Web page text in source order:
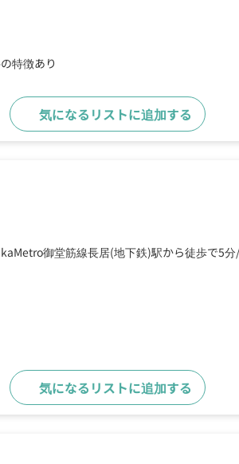
特徴あり
気になるリストに追加する
御堂筋線長居(地下鉄)駅から徒歩で5分
気になるリストに追加する